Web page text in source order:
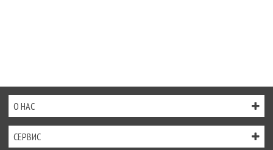
О НАС
СЕРВИС